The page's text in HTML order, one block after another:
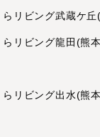
リビング武蔵ケ丘
リビング龍田(熊
リビング出水(熊